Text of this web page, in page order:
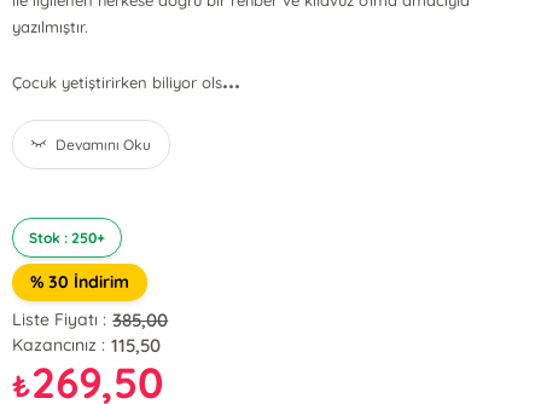
yazılmıştır.
Çocuk yetiştirirken biliyor ols...
Devamını Oku
Stok : 250+
% 30 İndirim
Liste Fiyatı : 385,00
Kazancınız : 115,50
₺269,50